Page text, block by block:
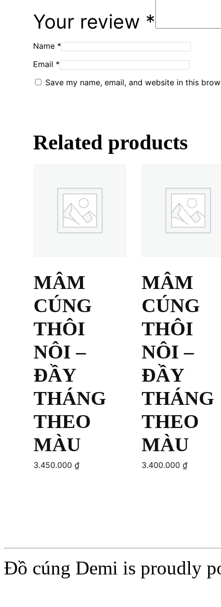
Your review *
Name *
Email *
Save my name, email, and website in this
Related products
MÂM
CÚNG
THÔI
NÔI –
ĐẦY
THÁNG
THEO
MÀU
3.450.000 ₫
MÂM
CÚNG
THÔI
NÔI –
ĐẦY
THÁNG
THEO
MÀU
3.400.000₫
Đồ cúng Demi is proudly